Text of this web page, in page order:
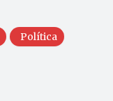
Política